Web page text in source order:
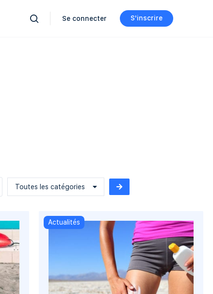
Se connecter S'inscrire
Toutes les catégories
Actualités